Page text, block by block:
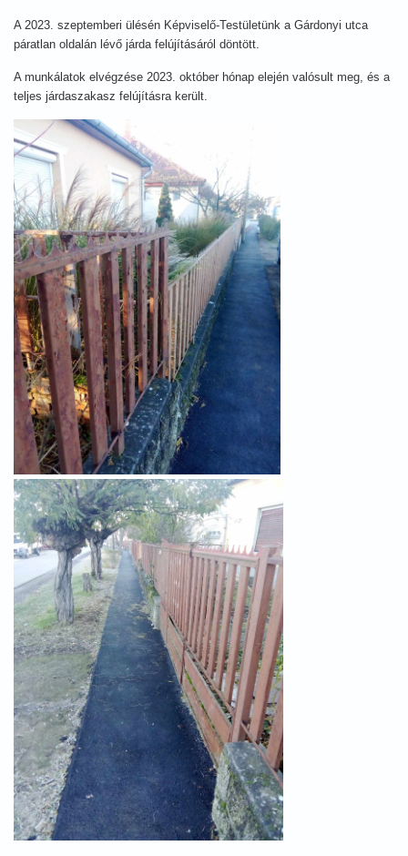
A 2023. szeptemberi ülésén Képviselő-Testületünk a Gárdonyi utca
páratlan oldalán lévő járda felújításáról döntött.
A munkálatok elvégzése 2023. október hónap elején valósult meg, és a
teljes járdaszakasz felújításra került.